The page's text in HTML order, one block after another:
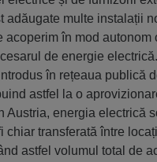
adăugate multe instalații
acoperim în mod autonom
de energie
în rețeaua publică
astfel la o
Austria, energia electrică
chiar transferată între
astfel volumul total de